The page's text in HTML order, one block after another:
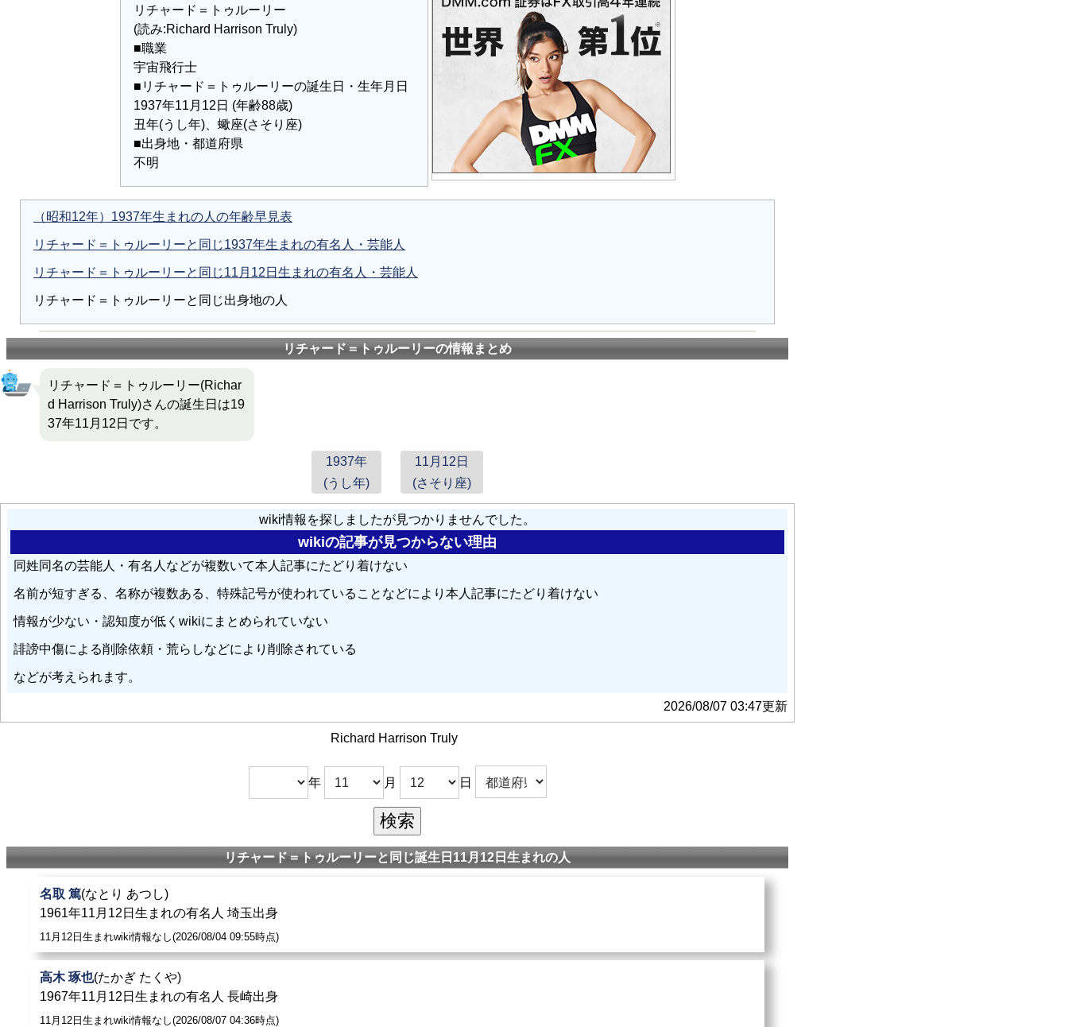
リチャード＝トゥルーリー
(読み:Richard Harrison Truly)
■職業
宇宙飛行士
■リチャード＝トゥルーリーの誕生日・生年月日
1937年11月12日 (年齢88歳)
丑年(うし年)、蠍座(さそり座)
■出身地・都道府県
不明
（昭和12年）1937年生まれの人の年齢早見表
リチャード＝トゥルーリーと同じ1937年生まれの有名人・芸能人
リチャード＝トゥルーリーと同じ11月12日生まれの有名人・芸能人
リチャード＝トゥルーリーと同じ出身地の人
リチャード＝トゥルーリーの情報まとめ
リチャード＝トゥルーリー(Richar
d Harrison Truly)さんの誕生日は19
37年11月12日です。
1937年
(うし年)
11月12日
(さそり座)
wiki情報を探しましたが見つかりませんでした。
wikiの記事が見つからない理由
同姓同名の芸能人・有名人などが複数いて本人記事にたどり着けない
名前が短すぎる、名称が複数ある、特殊記号が使われていることなどにより本人記事にたどり着けない
情報が少ない・認知度が低くwikiにまとめられていない
誹謗中傷による削除依頼・荒らしなどにより削除されている
などが考えられます。
2026/08/07 03:47更新
Richard Harrison Truly
年 月 日
リチャード＝トゥルーリーと同じ誕生日11月12日生まれの人
名取 篤(なとり あつし)
1961年11月12日生まれの有名人 埼玉出身
11月12日生まれwiki情報なし(2026/08/04 09:55時点)
高木 琢也(たかぎ たくや)
1967年11月12日生まれの有名人 長崎出身
11月12日生まれwiki情報なし(2026/08/07 04:36時点)